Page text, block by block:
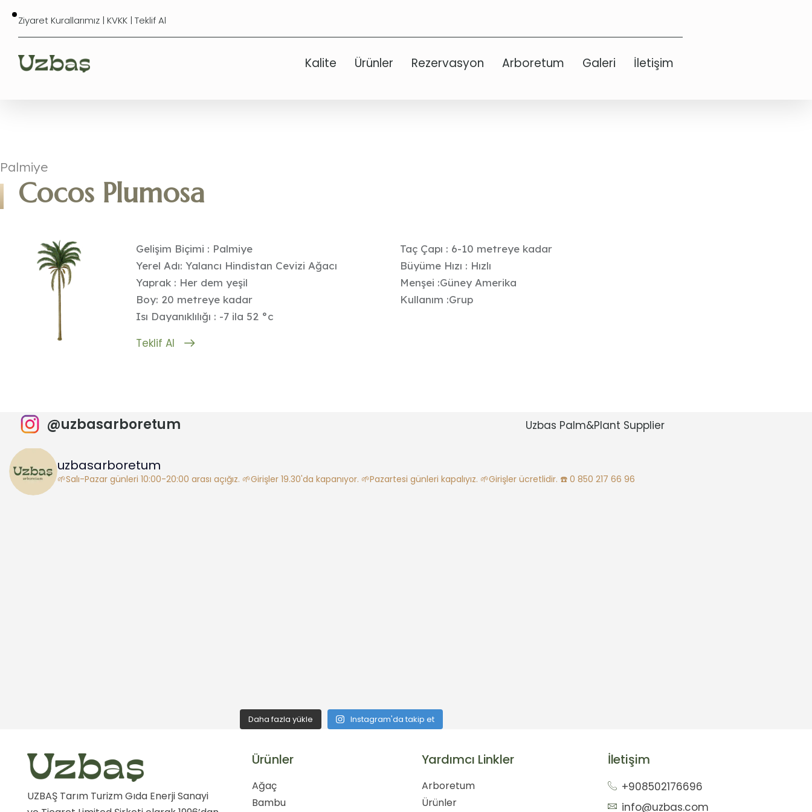
Ziyaret Kurallarımız | KVKK | Teklif Al
Kalite Ürünler Rezervasyon Arboretum Galeri İletişim
Palmiye
Cocos Plumosa
Gelişim Biçimi : Palmiye
Yerel Adı: Yalancı Hindistan Cevizi Ağacı
Yaprak : Her dem yeşil
Boy: 20 metreye kadar
Isı Dayanıklılığı : -7 ila 52 °c
Taç Çapı : 6-10 metreye kadar
Büyüme Hızı : Hızlı
Menşei :Güney Amerika
Kullanım :Grup
Teklif Al
@uzbasarboretum Uzbas Palm&Plant Supplier
uzbasarboretum
🌱Salı-Pazar günleri 10:00-20:00 arası açığız. 🌱Girişler 19.30'da kapanıyor. 🌱Pazartesi günleri kapalıyız. 🌱Girişler ücretlidir. ☎️ 0 850 217 66 96
Daha fazla yükle Instagram'da takip et
UZBAŞ Tarım Turizm Gıda Enerji Sanayi
Ürünler
Ağaç
Bambu
Yardımcı Linkler
Arboretum
Ürünler
İletişim
+908502176696
info@uzbas.com